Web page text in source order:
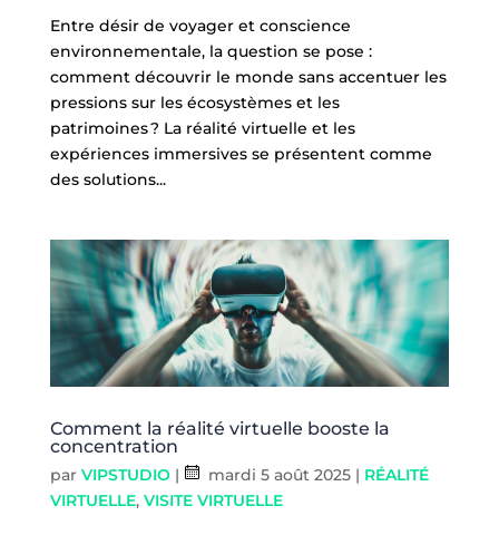
Entre désir de voyager et conscience
environnementale, la question se pose :
comment découvrir le monde sans accentuer les
pressions sur les écosystèmes et les
patrimoines ? La réalité virtuelle et les
expériences immersives se présentent comme
des solutions...
Comment la réalité virtuelle booste la
concentration
par VIPSTUDIO| mardi 5 août 2025| RÉALITÉ
VIRTUELLE, VISITE VIRTUELLE